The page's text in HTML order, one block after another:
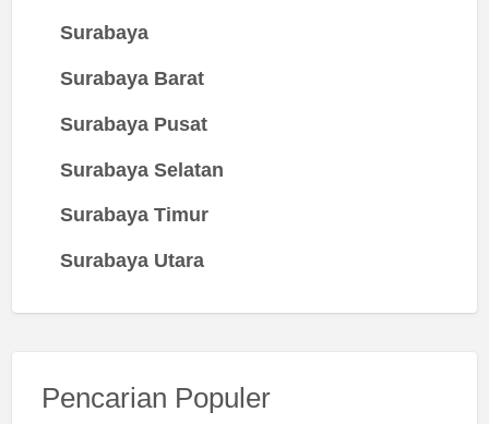
Surabaya
Surabaya Barat
Surabaya Pusat
Surabaya Selatan
Surabaya Timur
Surabaya Utara
Pencarian Populer